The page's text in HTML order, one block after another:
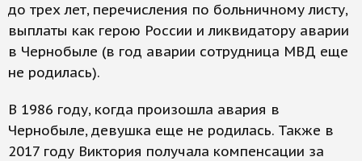
до трех лет, перечисления по больничному листу,
выплаты как герою России и ликвидатору аварии
в Чернобыле (в год аварии сотрудница МВД еще
не родилась).
В 1986 году, когда произошла авария в
Чернобыле, девушка еще не родилась. Также в
2017 году Виктория получала компенсации за